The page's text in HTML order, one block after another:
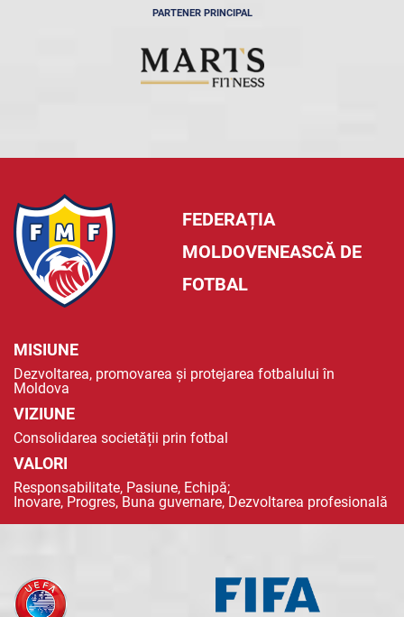
PARTENER PRINCIPAL
FEDERAȚIA
MOLDOVENEASCĂ DE
FOTBAL
MISIUNE
Dezvoltarea, promovarea și protejarea fotbalului în
Moldova
VIZIUNE
Consolidarea societății prin fotbal
VALORI
Responsabilitate, Pasiune, Echipă;
Inovare, Progres, Buna guvernare, Dezvoltarea profesională